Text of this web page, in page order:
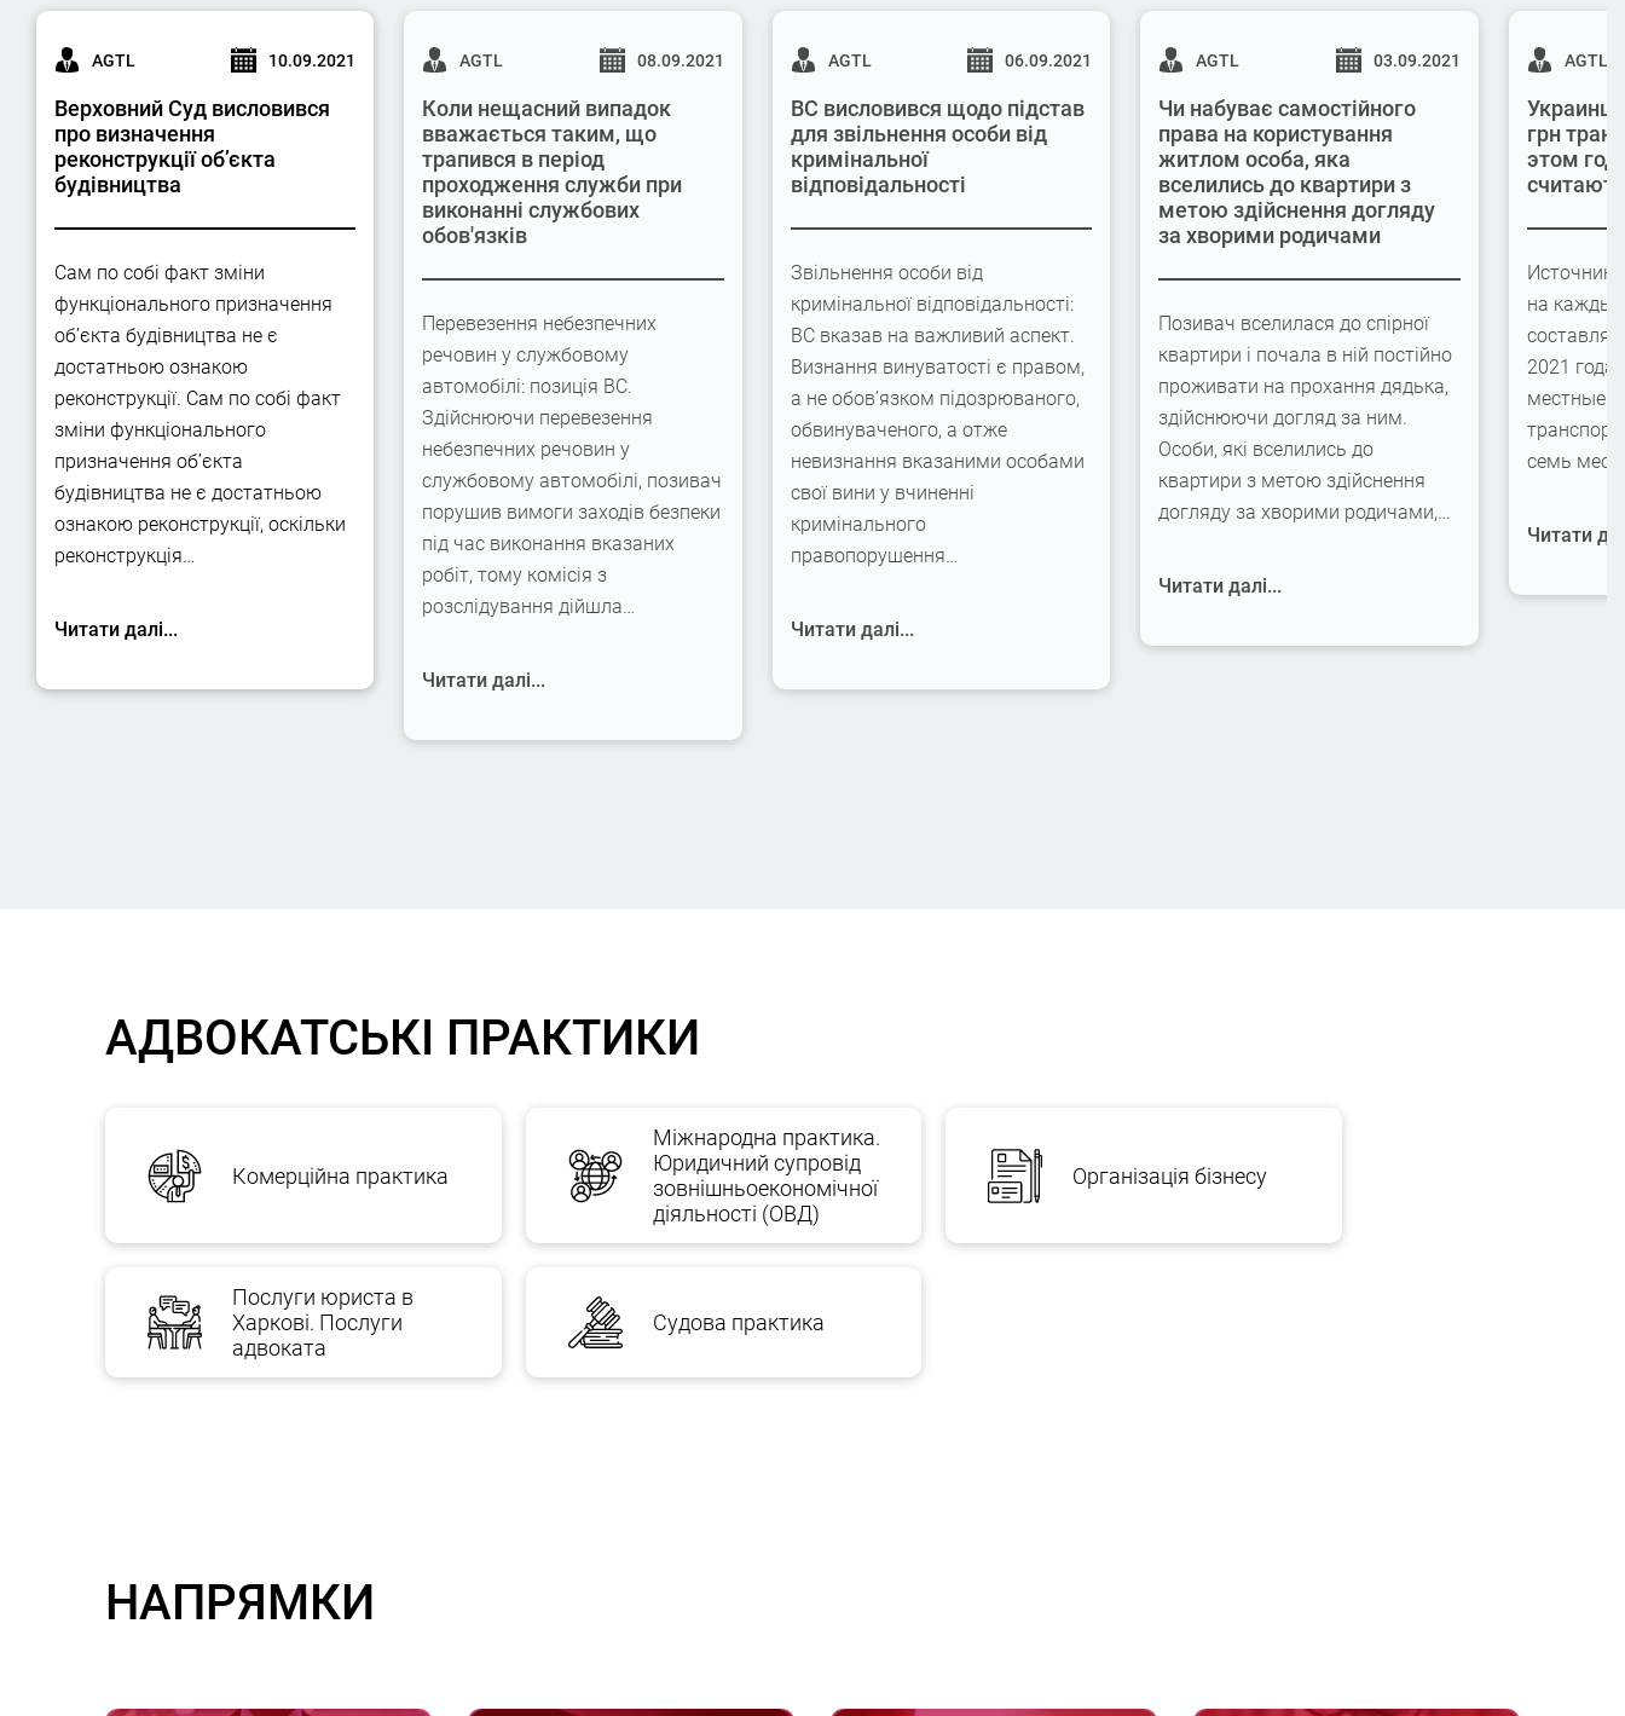
AGTL 10.09.2021
Верховний Суд висловився
про визначення
реконструкції об’єкта
будівництва
Сам по собі факт зміни
функціонального призначення
об’єкта будівництва не є
достатньою ознакою
реконструкції. Сам по собі факт
зміни функціонального
призначення об’єкта
будівництва не є достатньою
ознакою реконструкції, оскільки
реконструкція…
Читати далі...
AGTL 08.09.2021
Коли нещасний випадок
вважається таким, що
трапився в період
проходження служби при
виконанні службових
обов'язків
Перевезення небезпечних
речовин у службовому
автомобілі: позиція ВС.
Здійснюючи перевезення
небезпечних речовин у
службовому автомобілі, позивач
порушив вимоги заходів безпеки
під час виконання вказаних
робіт, тому комісія з
розслідування дійшла…
Читати далі...
AGTL 06.09.2021
ВС висловився щодо підстав
для звільнення особи від
кримінальної
відповідальності
Звільнення особи від
кримінальної відповідальності:
ВС вказав на важливий аспект.
Визнання винуватості є правом,
а не обов’язком підозрюваного,
обвинуваченого, а отже
невизнання вказаними особами
свої вини у вчиненні
кримінального
правопорушення…
Читати далі...
AGTL 03.09.2021
Чи набуває самостійного
права на користування
житлом особа, яка
вселились до квартири з
метою здійснення догляду
за хворими родичами
Позивач вселилася до спірної
квартири і почала в ній постійно
проживати на прохання дядька,
здійснюючи догляд за ним.
Особи, які вселились до
квартири з метою здійснення
догляду за хворими родичами,…
Читати далі...
AGTL
грн
этом
Источник
на
2021 года
местные
семь
Читати
АДВОКАТСЬКІ ПРАКТИКИ
Комерційна практика
Міжнародна практика.
Юридичний супровід
зовнішньоекономічної
діяльності (ОВД)
Організація бізнесу
Послуги юриста в
Харкові. Послуги
адвоката
Судова практика
НАПРЯМКИ